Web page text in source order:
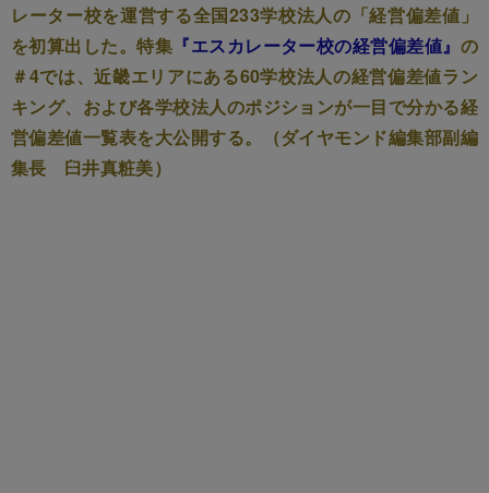
レーター校を運営する全国233学校法人の「経営偏差値」
を初算出した。特集 『エスカレーター校の経営偏差値』 の
＃4では、近畿エリアにある60学校法人の経営偏差値ラン
キング、および各学校法人のポジションが一目で分かる経
営偏差値一覧表を大公開する。（ダイヤモンド編集部副編
集長 臼井真粧美）